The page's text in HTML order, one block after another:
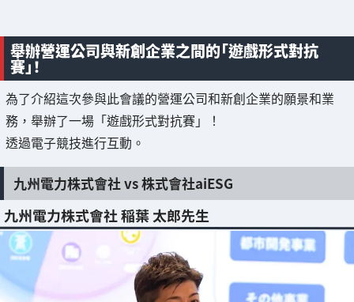
舉辦營運公司與新創企業之間的「遊戲形式對抗
賽」！
為了介紹這次參與此會議的營運公司和新創企業的願景和業
務，舉辦了一場「遊戲形式對抗賽」！
透過電子競技進行互動。
九州電力株式會社 vs 株式會社aiESG
九州電力株式會社 稲葉 太郎先生